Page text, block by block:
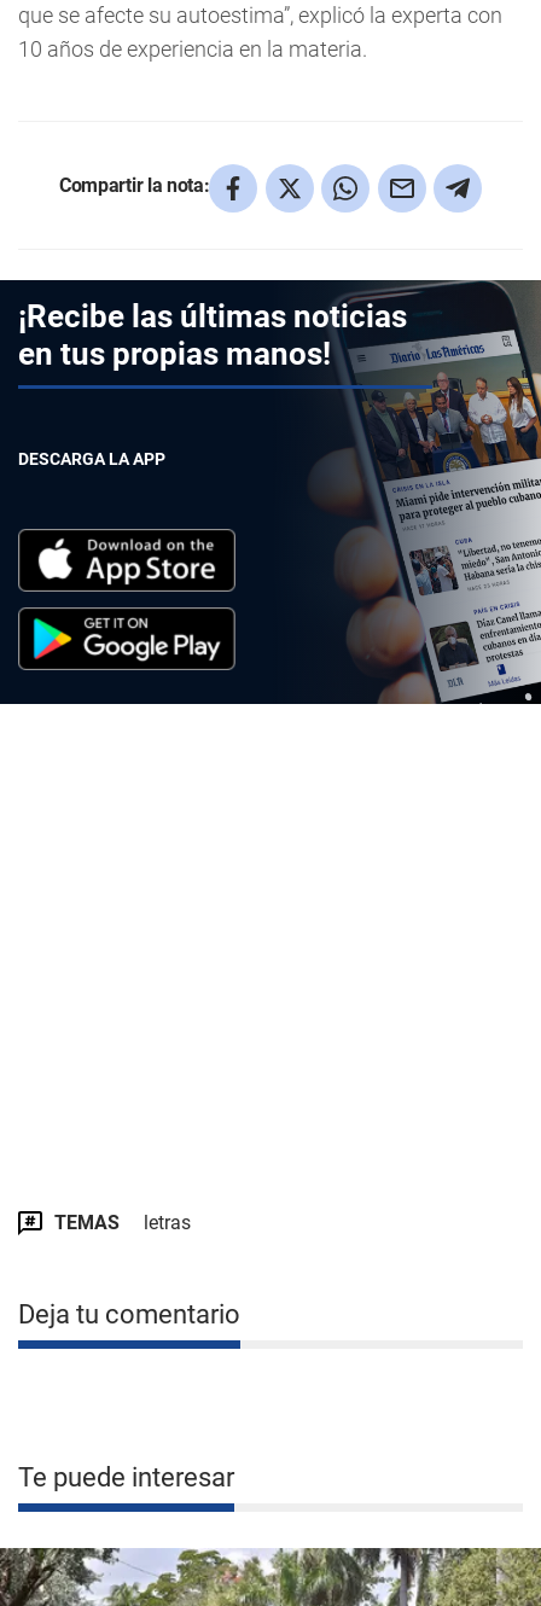
que se afecte su autoestima”, explicó la experta con
10 años de experiencia en la materia.
Compartir la nota:
¡Recibe las últimas noticias
en tus propias manos!
DESCARGA LA APP
TEMAS letras
Deja tu comentario
Te puede interesar